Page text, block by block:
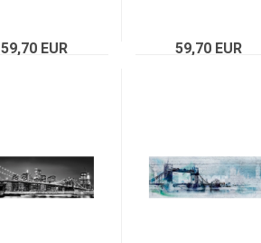
Bridge
59,70 EUR
Australien Sunset
59,70 EUR